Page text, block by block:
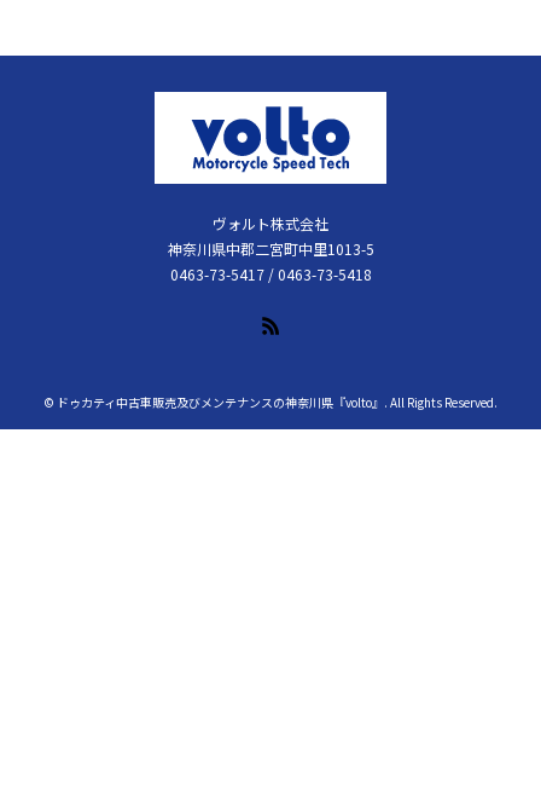
ヴォルト株式会社
神奈川県中郡二宮町中里1013-5
0463-73-5417 / 0463-73-5418
© ドゥカティ中古車販売及びメンテナンスの神奈川県『volto』 . All Rights Reserved.